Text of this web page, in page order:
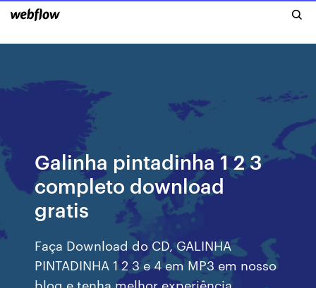
Galinha pintadinha 1 2 3
completo download
gratis
Faça Download do CD, GALINHA
PINTADINHA 1 2 3 e 4 em MP3 em nosso
blog e tenha melhor experiência